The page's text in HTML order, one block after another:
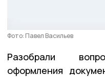
Фото: Павел Васильев
Разобрали
оформления